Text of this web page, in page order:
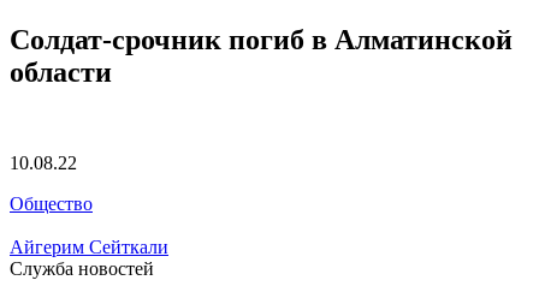
Солдат-срочник погиб в Алматинской
области
10.08.22
Общество
Айгерим Сейткали
Служба новостей